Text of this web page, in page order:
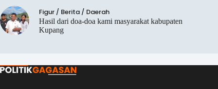
Figur / Berita / Daerah
Hasil dari doa-doa kami masyarakat kabupaten
Kupang